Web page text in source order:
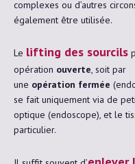
complexes ou d’autres
également être utilisée.
Le lifting des sourcils
opération ouverte, soit par
une opération fermée
se fait uniquement via de
optique (endoscope), et le
particulier.